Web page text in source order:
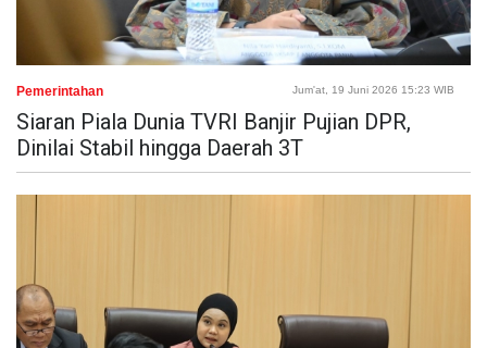
Pemerintahan Jum'at, 19 Juni 2026 15:23 WIB
Siaran Piala Dunia TVRI Banjir Pujian DPR,
Dinilai Stabil hingga Daerah 3T